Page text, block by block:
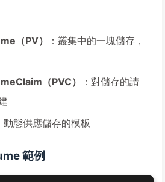
（PV）
：叢集中的一塊儲存，
（PVC）
：對儲存的請
動態供應儲存的模板
範例